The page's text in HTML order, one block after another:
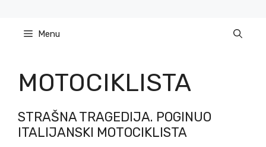
content Menu
MOTOCIKLISTA
STRAŠNA TRAGEDIJA. POGINUO
ITALIJANSKI MOTOCIKLISTA